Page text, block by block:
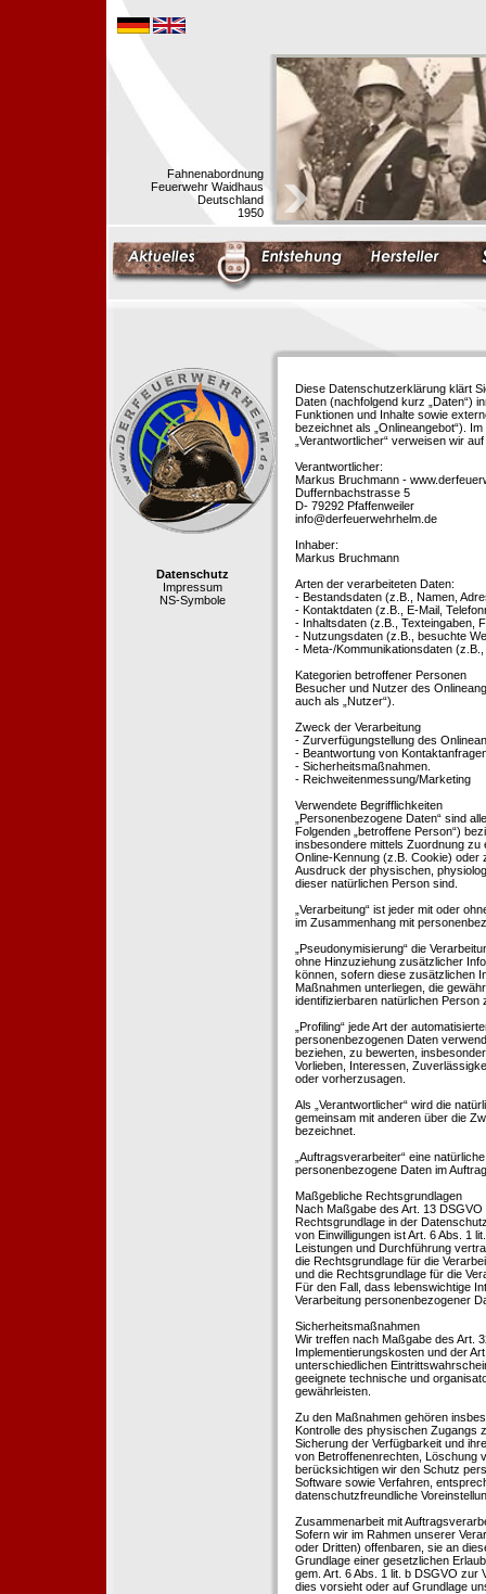
Fahnenabordnung
Feuerwehr Waidhaus
Deutschland
1950
Datenschutz
Impressum
NS-Symbole
Diese Datenschutzerklärung klärt
Daten (nachfolgend kurz „Daten“)
Funktionen und Inhalte sowie
bezeichnet als „Onlineangebot“).
„Verantwortlicher“ verweisen wir
Verantwortlicher:
Markus Bruchmann -
Duffernbachstrasse 5
D- 79292 Pfaffenweiler
info@derfeuerwehrhelm.de
Inhaber:
Markus Bruchmann
Arten der verarbeiteten Daten:
- Bestandsdaten (z.B., Namen,
- Kontaktdaten (z.B., E-Mail,
- Inhaltsdaten (z.B., Texteingaben,
- Nutzungsdaten (z.B., besuchte
- Meta-/Kommunikationsdaten
Kategorien betroffener Personen
Besucher und Nutzer des
auch als „Nutzer“).
Zweck der Verarbeitung
- Zurverfügungstellung des
- Beantwortung von
- Sicherheitsmaßnahmen.
- Reichweitenmessung/Marketing
Verwendete Begrifflichkeiten
„Personenbezogene Daten“ sind
Folgenden „betroffene Person“)
insbesondere mittels Zuordnung zu
Online-Kennung (z.B. Cookie) oder
Ausdruck der physischen,
dieser natürlichen Person sind.
„Verarbeitung“ ist jeder mit oder
im Zusammenhang mit
„Pseudonymisierung“ die
ohne Hinzuziehung zusätzlicher
können, sofern diese zusätzlichen
Maßnahmen unterliegen, die
identifizierbaren natürlichen Person
„Profiling“ jede Art der
personenbezogenen Daten
beziehen, zu bewerten,
Vorlieben, Interessen,
oder vorherzusagen.
Als „Verantwortlicher“ wird die
gemeinsam mit anderen über die
bezeichnet.
„Auftragsverarbeiter“ eine
personenbezogene Daten im
Maßgebliche Rechtsgrundlagen
Nach Maßgabe des Art. 13
Rechtsgrundlage in der
von Einwilligungen ist Art. 6 Abs. 1
Leistungen und Durchführung
die Rechtsgrundlage für die
und die Rechtsgrundlage für die
Für den Fall, dass lebenswichtige
Verarbeitung personenbezogener
Sicherheitsmaßnahmen
Wir treffen nach Maßgabe des Art.
Implementierungskosten und der
unterschiedlichen
geeignete technische und
gewährleisten.
Zu den Maßnahmen gehören
Kontrolle des physischen Zugangs
Sicherung der Verfügbarkeit und
von Betroffenenrechten, Löschung
berücksichtigen wir den Schutz
Software sowie Verfahren,
datenschutzfreundliche
Zusammenarbeit mit
Sofern wir im Rahmen unserer
oder Dritten) offenbaren, sie an
Grundlage einer gesetzlichen
gem. Art. 6 Abs. 1 lit. b DSGVO zur
dies vorsieht oder auf Grundlage